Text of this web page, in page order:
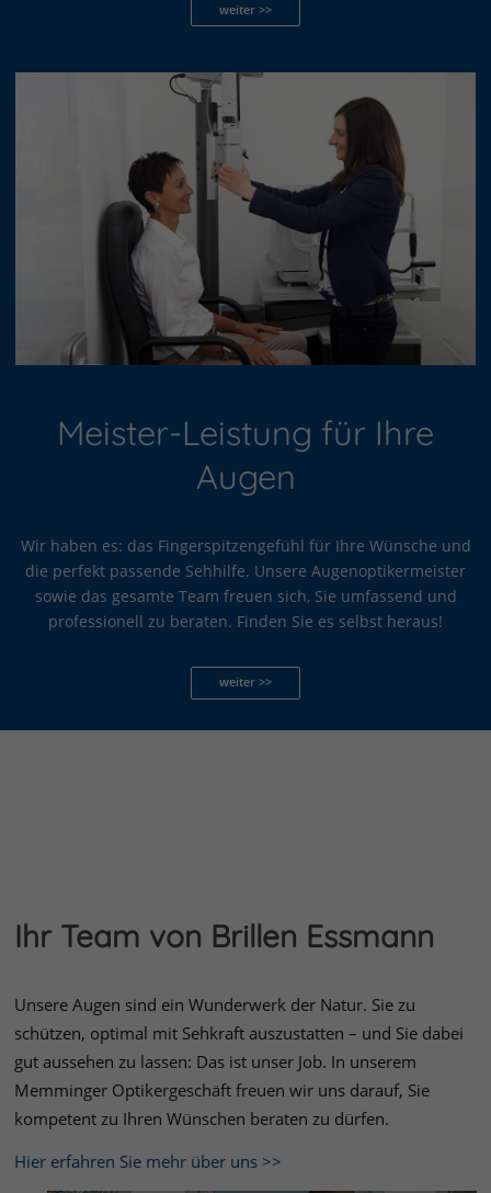
weiter >>
Meister-Leistung für Ihre
Augen
Wir haben es: das Fingerspitzengefühl für Ihre Wünsche und
die perfekt passende Sehhilfe. Unsere Augenoptikermeister
sowie das gesamte Team freuen sich, Sie umfassend und
professionell zu beraten. Finden Sie es selbst heraus!
weiter >>
Ihr Team von Brillen Essmann
Unsere Augen sind ein Wunderwerk der Natur. Sie zu
schützen, optimal mit Sehkraft auszustatten – und Sie dabei
gut aussehen zu lassen: Das ist unser Job. In unserem
Memminger Optikergeschäft freuen wir uns darauf, Sie
kompetent zu Ihren Wünschen beraten zu dürfen.
Hier erfahren Sie mehr über uns >>